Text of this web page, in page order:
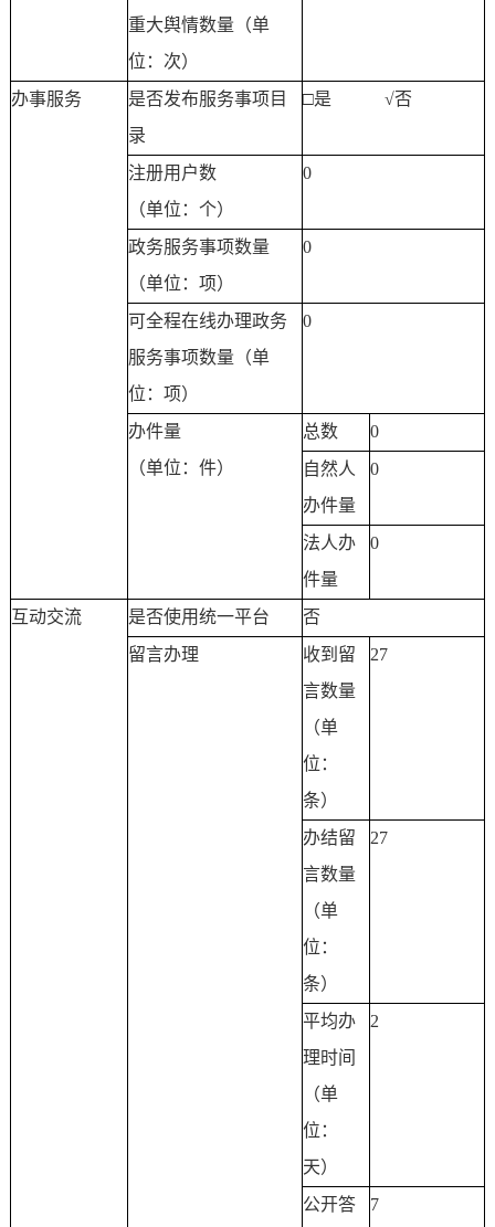
重大舆情数量（单
位：次）
办事服务
是否发布服务事项目
录
□是 √否
注册用户数
（单位：个）
0
政务服务事项数量
（单位：项）
0
可全程在线办理政务
服务事项数量（单
位：项）
0
办件量
（单位：件）
总数
0
自然人
办件量
0
法人办
件量
0
互动交流 是否使用统一平台
否
留言办理
收到留
言数量
（单
位：
条）
27
办结留
言数量
（单
位：
条）
27
平均办
理时间
（单
位：
天）
2
公开答 7